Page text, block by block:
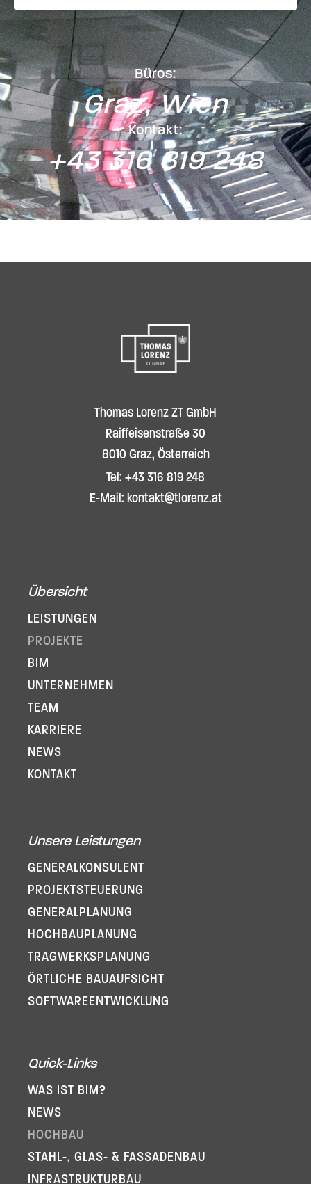
Büros:
Graz, Wien
Kontakt:
+43 316 819 248
Thomas Lorenz ZT GmbH
Raiffeisenstraße 30
8010 Graz, Österreich
Tel: +43 316 819 248
E-Mail: kontakt@tlorenz.at
Übersicht
LEISTUNGEN
PROJEKTE
BIM
UNTERNEHMEN
TEAM
KARRIERE
NEWS
KONTAKT
Unsere Leistungen
GENERAL­KONSULENT
PROJEKT­STEUERUNG
GENERAL­PLANUNG
HOCHBAUPLANUNG
TRAGWERKSPLANUNG
ÖRTLICHE BAUAUFSICHT
SOFTWARE­ENTWICKLUNG
Quick-Links
WAS IST BIM?
NEWS
HOCHBAU
STAHL-, GLAS- & FASSADENBAU
INFRA­STRUKTURBAU